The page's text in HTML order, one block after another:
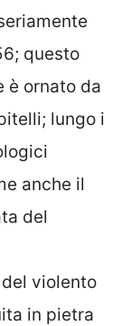
questo
è ornato da
lungo i
anche il
del
violento
in pietra